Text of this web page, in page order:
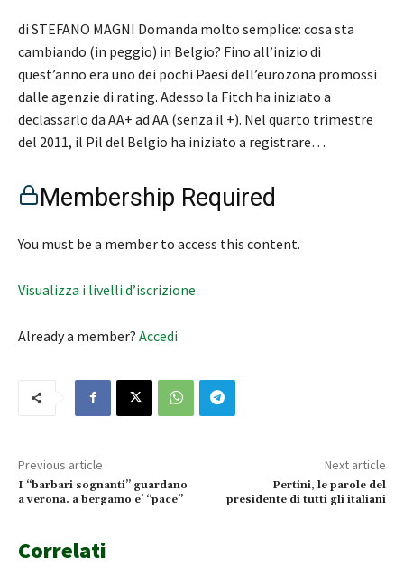
di STEFANO MAGNI Domanda molto semplice: cosa sta
cambiando (in peggio) in Belgio? Fino all’inizio di
quest’anno era uno dei pochi Paesi dell’eurozona promossi
dalle agenzie di rating. Adesso la Fitch ha iniziato a
declassarlo da AA+ ad AA (senza il +). Nel quarto trimestre
del 2011, il Pil del Belgio ha iniziato a registrare…
Membership Required
You must be a member to access this content.
Visualizza i livelli d’iscrizione
Already a member? Accedi
Previous article
I “barbari sognanti” guardano
a verona. a bergamo e’ “pace”
Next article
Pertini, le parole del
presidente di tutti gli italiani
Correlati